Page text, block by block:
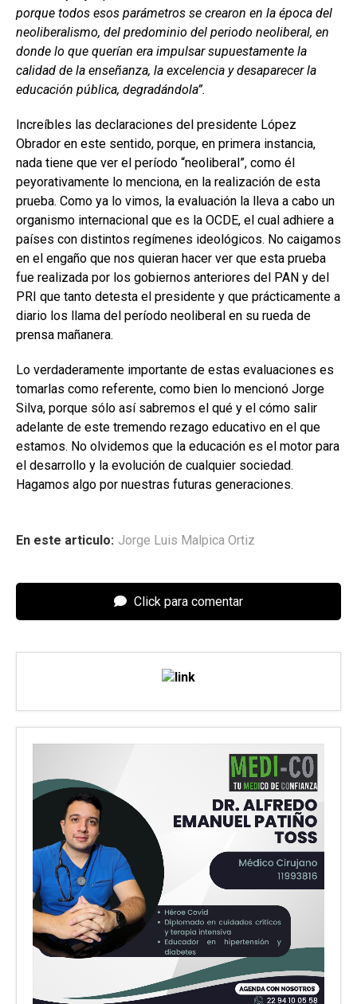
porque todos esos parámetros se crearon en la época del
neoliberalismo, del predominio del periodo neoliberal, en
donde lo que querían era impulsar supuestamente la
calidad de la enseñanza, la excelencia y desaparecer la
educación pública, degradándola”.
Increíbles las declaraciones del presidente López
Obrador en este sentido, porque, en primera instancia,
nada tiene que ver el período “neoliberal”, como él
peyorativamente lo menciona, en la realización de esta
prueba. Como ya lo vimos, la evaluación la lleva a cabo un
organismo internacional que es la OCDE, el cual adhiere a
países con distintos regímenes ideológicos. No caigamos
en el engaño que nos quieran hacer ver que esta prueba
fue realizada por los gobiernos anteriores del PAN y del
PRI que tanto detesta el presidente y que prácticamente a
diario los llama del período neoliberal en su rueda de
prensa mañanera.
Lo verdaderamente importante de estas evaluaciones es
tomarlas como referente, como bien lo mencionó Jorge
Silva, porque sólo así sabremos el qué y el cómo salir
adelante de este tremendo rezago educativo en el que
estamos. No olvidemos que la educación es el motor para
el desarrollo y la evolución de cualquier sociedad.
Hagamos algo por nuestras futuras generaciones.
En este articulo: Jorge Luis Malpica Ortiz
Click para comentar